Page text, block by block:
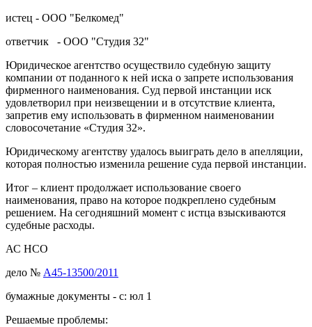
истец - ООО "Белкомед"
ответчик - ООО "Студия 32"
Юридическое агентство осуществило судебную защиту
компании от поданного к ней иска о запрете использования
фирменного наименования. Суд первой инстанции иск
удовлетворил при неизвещении и в отсутствие клиента,
запретив ему использовать в фирменном наименовании
словосочетание «Студия 32».
Юридическому агентству удалось выиграть дело в апелляции,
которая полностью изменила решение суда первой инстанции.
Итог – клиент продолжает использование своего
наименования, право на которое подкреплено судебным
решением. На сегодняшний момент с истца взыскиваются
судебные расходы.
АС НСО
дело № А45-13500/2011
бумажные документы - с: юл 1
Решаемые проблемы: